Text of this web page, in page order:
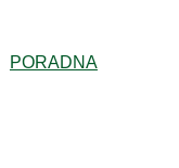
PORADNA